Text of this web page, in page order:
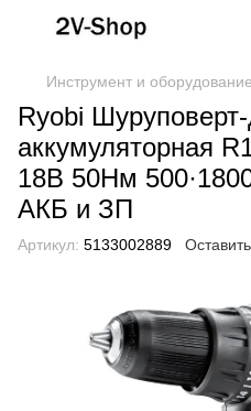
Инструмент и оборудование
Ryobi
аккумуляторная
18В 50Нм
АКБ и ЗП
Артикул: 5133002889